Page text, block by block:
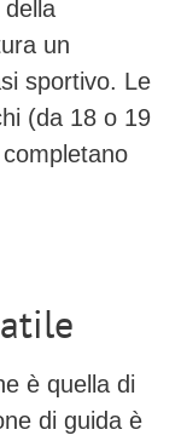
un
sportivo. Le
(da 18 o 19
è quella di
di guida è